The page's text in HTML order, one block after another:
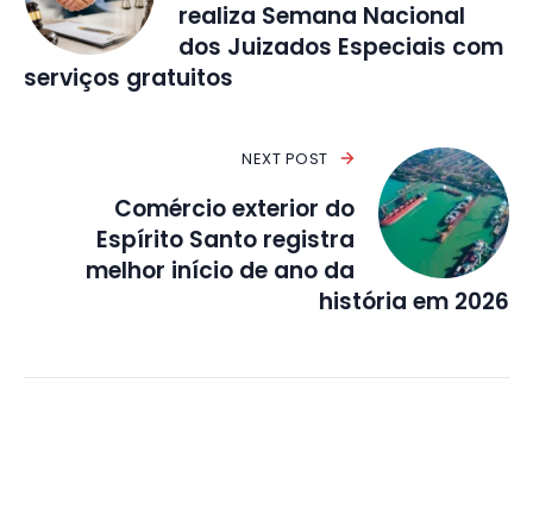
realiza Semana Nacional
dos Juizados Especiais com
serviços gratuitos
NEXT POST
Comércio exterior do
Espírito Santo registra
melhor início de ano da
história em 2026